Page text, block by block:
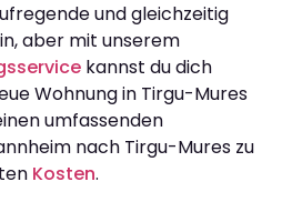
und gleichzeitig
aber mit unserem
kannst du dich
Wohnung in Tirgu-Mures
umfassenden
nach Tirgu-Mures zu
Kosten.